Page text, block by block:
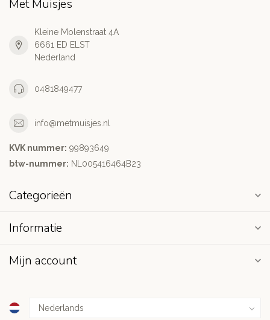
Met Muisjes
Kleine Molenstraat 4A
6661 ED ELST
Nederland
0481849477
info@metmuisjes.nl
KVK nummer: 99893649
btw-nummer: NL005416464B23
Categorieën
Informatie
Mijn account